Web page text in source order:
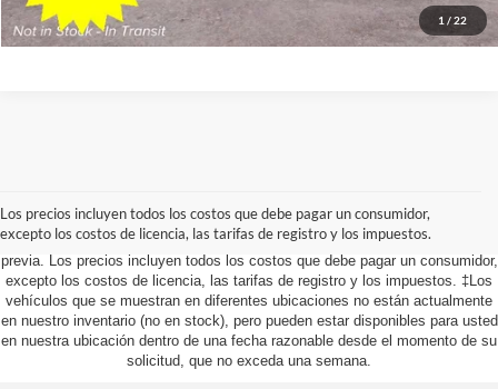
1 / 22
Los precios incluyen todos los costos que debe pagar un consumidor,
excepto los costos de licencia, las tarifas de registro y los impuestos.
aparecen en él, se presentan al usuario "tal cual" sin garantía de ningún tipo,
ya sea expresa o implícita. Todos los vehículos están sujetos a venta
previa. Los precios incluyen todos los costos que debe pagar un consumidor,
excepto los costos de licencia, las tarifas de registro y los impuestos. ‡Los
vehículos que se muestran en diferentes ubicaciones no están actualmente
en nuestro inventario (no en stock), pero pueden estar disponibles para usted
en nuestra ubicación dentro de una fecha razonable desde el momento de su
solicitud, que no exceda una semana.